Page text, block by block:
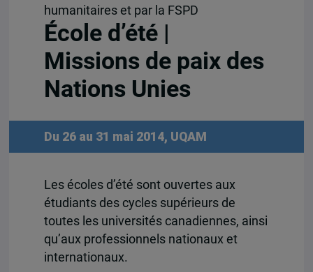
humanitaires et par la FSPD
École d’été |
Missions de paix des
Nations Unies
Du 26 au 31 mai 2014, UQAM
Les écoles d’été sont ouvertes aux
étudiants des cycles supérieurs de
toutes les universités canadiennes, ainsi
qu’aux professionnels nationaux et
internationaux.